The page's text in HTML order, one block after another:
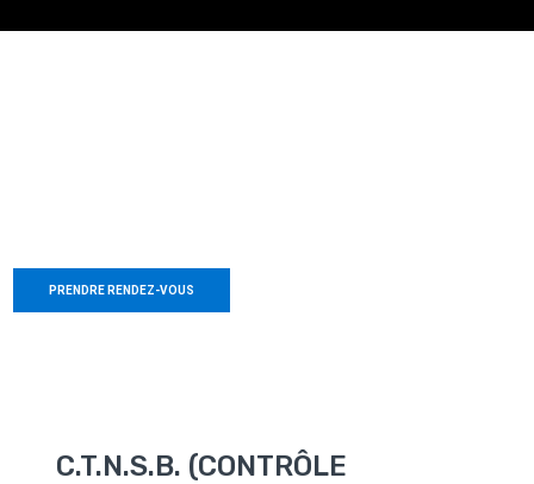
PRENDRE RENDEZ-VOUS
C.T.N.S.B. (CONTRÔLE